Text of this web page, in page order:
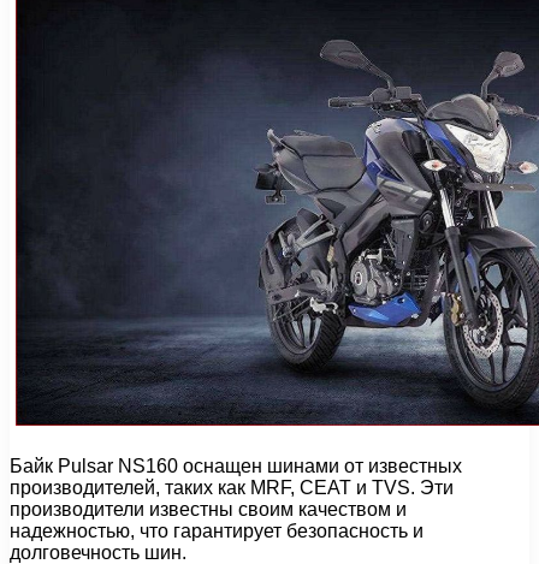
Байк Pulsar NS160 оснащен шинами от известных
производителей, таких как MRF, CEAT и TVS. Эти
производители известны своим качеством и
надежностью, что гарантирует безопасность и
долговечность шин.